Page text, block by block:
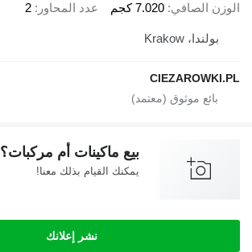
الوزن الصافي 7.020 كجم عدد المحاور 2
بولندا، Krakow
CIEZAROWKI.PL
بيع ماكينات أم مركبات؟
يمكنك القيام بذلك معنا!
نشر إعلانك